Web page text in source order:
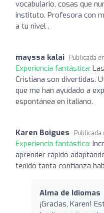
vocabulario, cosas que
instituto. Profesora con
a tu nivel .
mayssa kalai Publicada en
Experiencia fantástica:
Cristiana son divertidas.
que me han ayudado a
espontánea en italiano.
Karen Boigues Publicada
Experiencia fantástica:
aprender rápido
tenido tanta confianza
Alma de Idiomas
¡Gracias, Karen!